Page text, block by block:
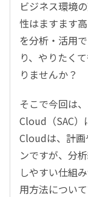
ビジネス環境
性はますます
を分析・活用
り、やりたく
りませんか？
そこで今回は、
Cloud （SAC）
Cloudは、計
ンですが、分
しやすい仕組
用方法につい